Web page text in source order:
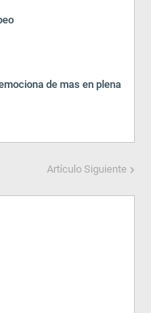
de mas en plena
Artículo Siguiente